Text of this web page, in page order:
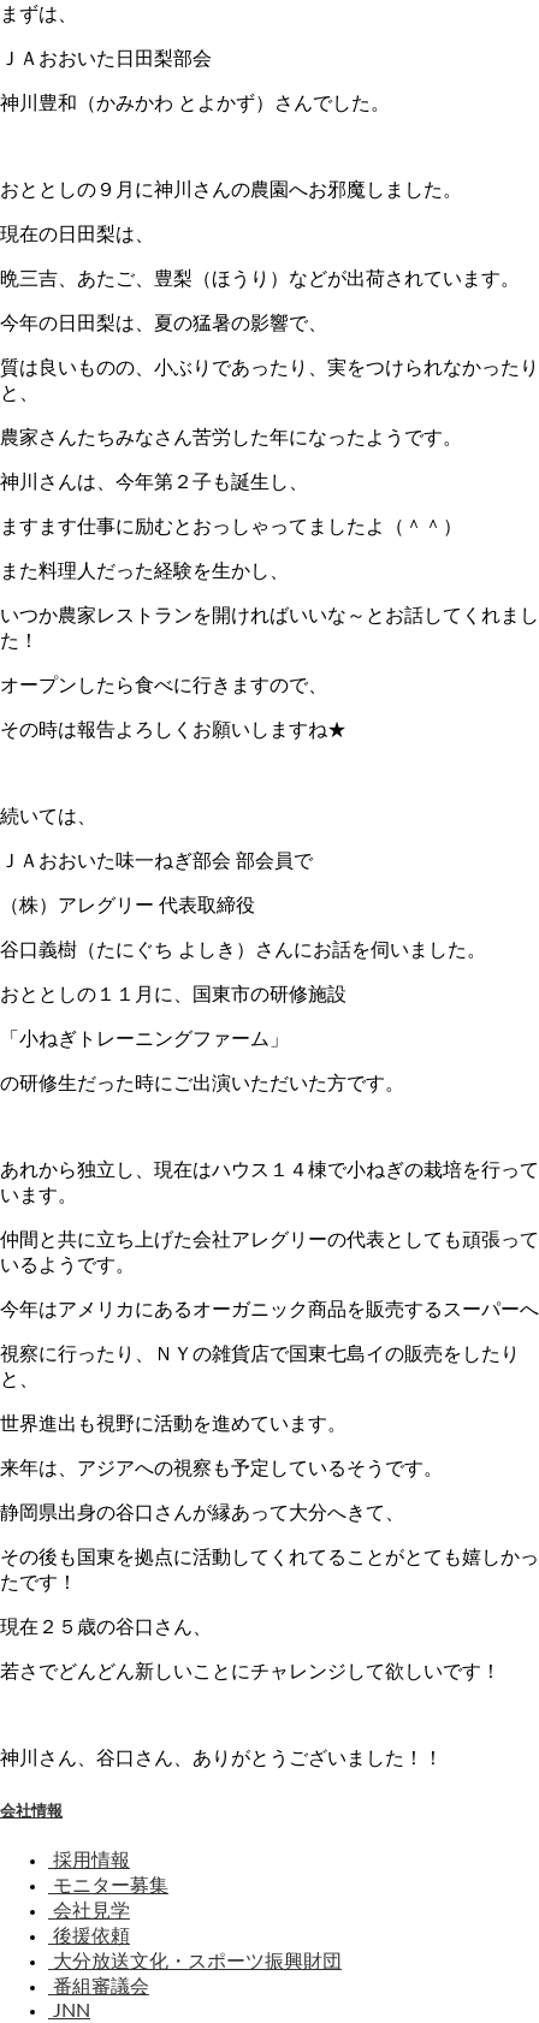
まずは、
ＪＡおおいた日田梨部会
神川豊和（かみかわ とよかず）さんでした。
おととしの９月に神川さんの農園へお邪魔しました。
現在の日田梨は、
晩三吉、あたご、豊梨（ほうり）などが出荷されています。
今年の日田梨は、夏の猛暑の影響で、
質は良いものの、小ぶりであったり、実をつけられなかったり
と、
農家さんたちみなさん苦労した年になったようです。
神川さんは、今年第２子も誕生し、
ますます仕事に励むとおっしゃってましたよ（＾＾）
また料理人だった経験を生かし、
いつか農家レストランを開ければいいな～とお話してくれまし
た！
オープンしたら食べに行きますので、
その時は報告よろしくお願いしますね★
続いては、
ＪＡおおいた味一ねぎ部会 部会員で
（株）アレグリー 代表取締役
谷口義樹（たにぐち よしき）さんにお話を伺いました。
おととしの１１月に、国東市の研修施設
「小ねぎトレーニングファーム」
の研修生だった時にご出演いただいた方です。
あれから独立し、現在はハウス１４棟で小ねぎの栽培を行って
います。
仲間と共に立ち上げた会社アレグリーの代表としても頑張って
いるようです。
今年はアメリカにあるオーガニック商品を販売するスーパーへ
視察に行ったり、ＮＹの雑貨店で国東七島イの販売をしたり
と、
世界進出も視野に活動を進めています。
来年は、アジアへの視察も予定しているそうです。
静岡県出身の谷口さんが縁あって大分へきて、
その後も国東を拠点に活動してくれてることがとても嬉しかっ
たです！
現在２５歳の谷口さん、
若さでどんどん新しいことにチャレンジして欲しいです！
神川さん、谷口さん、ありがとうございました！！
会社情報
採用情報
モニター募集
会社見学
後援依頼
大分放送文化・スポーツ振興財団
番組審議会
JNN